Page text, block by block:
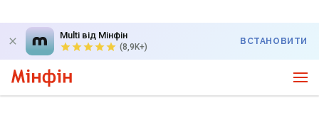
Multi від Мінфін
(8,9K+)
ВСТАНОВИТИ